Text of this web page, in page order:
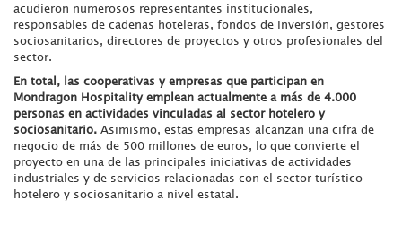
acudieron numerosos representantes institucionales,
responsables de cadenas hoteleras, fondos de inversión, gestores
sociosanitarios, directores de proyectos y otros profesionales del
sector.
En total, las cooperativas y empresas que participan en
Mondragon Hospitality emplean actualmente a más de 4.000
personas en actividades vinculadas al sector hotelero y
sociosanitario. Asimismo, estas empresas alcanzan una cifra de
negocio de más de 500 millones de euros, lo que convierte el
proyecto en una de las principales iniciativas de actividades
industriales y de servicios relacionadas con el sector turístico
hotelero y sociosanitario a nivel estatal.